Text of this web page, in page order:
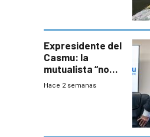
seguridad
Expresidente del
Casmu: la
mutualista “no
está para pagar”
Hace 2 semanas